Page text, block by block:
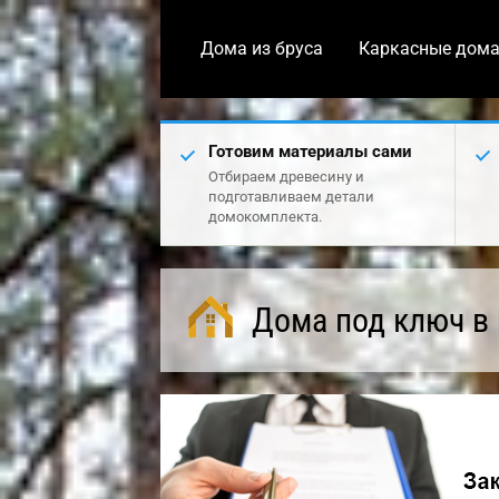
Дома из бруса Каркасные дома
Готовим материалы сами
Отбираем древесину и
подготавливаем детали
домокомплекта.
Дома под ключ